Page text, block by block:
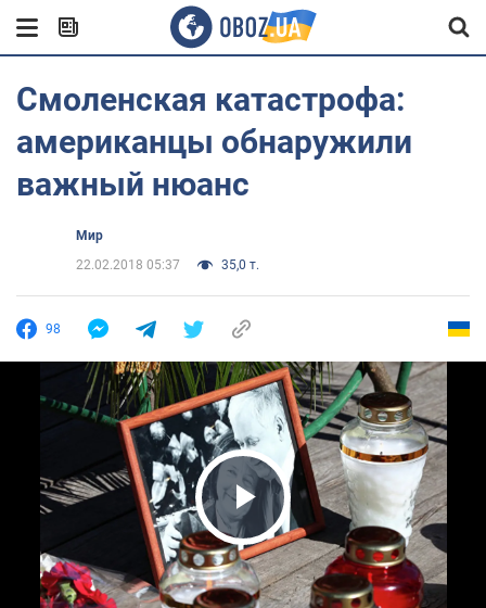
Смоленская катастрофа:
американцы обнаружили
важный нюанс
Мир
22.02.2018 05:37
35,0 т.
98
Play Video